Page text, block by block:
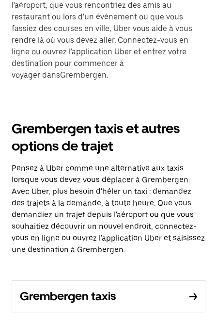
l'aéroport, que vous rencontriez des amis au
restaurant ou lors d'un événement ou que vous
fassiez des courses en ville, Uber vous aide à vous
rendre là où vous devez aller. Connectez-vous en
ligne ou ouvrez l'application Uber et entrez votre
destination pour commencer à
voyager dansGrembergen.
Grembergen taxis et autres
options de trajet
Pensez à Uber comme une alternative aux taxis
lorsque vous devez vous déplacer à Grembergen.
Avec Uber, plus besoin d'héler un taxi : demandez
des trajets à la demande, à toute heure. Que vous
demandiez un trajet depuis l'aéroport ou que vous
souhaitiez découvrir un nouvel endroit, connectez-
vous en ligne ou ouvrez l'application Uber et saisissez
une destination à Grembergen.
Grembergen taxis